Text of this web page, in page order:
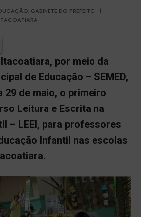
, GABINETE DO PREFEITO
|
por meio da
de Educação – SEMED,
29 de maio, o primeiro
Leitura e Escrita na
– LEEI, para professores
Infantil nas escolas